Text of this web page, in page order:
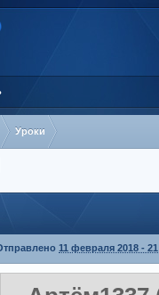
Уроки
11 февраля 2018 -